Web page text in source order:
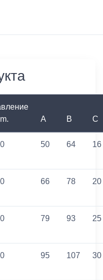
A B C
50 64 16
66 78 20
79 93 25
95 107 30